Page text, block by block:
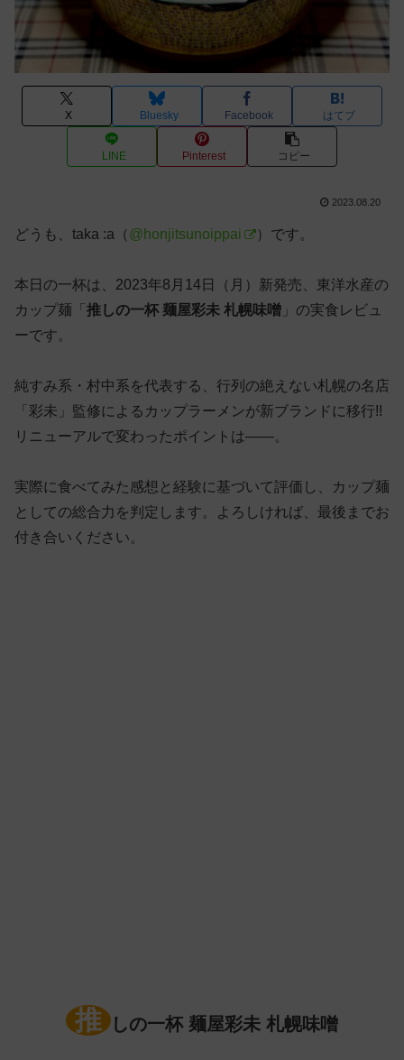
X Bluesky Facebook はてブ
LINE Pinterest コピー
2023.08.20
どうも、taka :a（ @honjitsunoippai ）です。
本日の一杯は、2023年8月14日（月）新発売、東洋水産の
カップ麺「 推しの一杯 麺屋彩未 札幌味噌 」の実食レビュ
ーです。
純すみ系・村中系を代表する、行列の絶えない札幌の名店
「彩未」監修によるカップラーメンが新ブランドに移行!!
リニューアルで変わったポイントは——。
実際に食べてみた感想と経験に基づいて評価し、カップ麺
としての総合力を判定します。よろしければ、最後までお
付き合いください。
推 しの一杯 麺屋彩未 札幌味噌